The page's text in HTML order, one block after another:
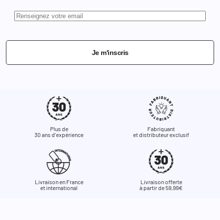
Je m'inscris
Plus de
30 ans d'expérience
Fabriquant
et distributeur exclusif
Livraison en France
et international
Livraison offerte
à partir de 59,99€